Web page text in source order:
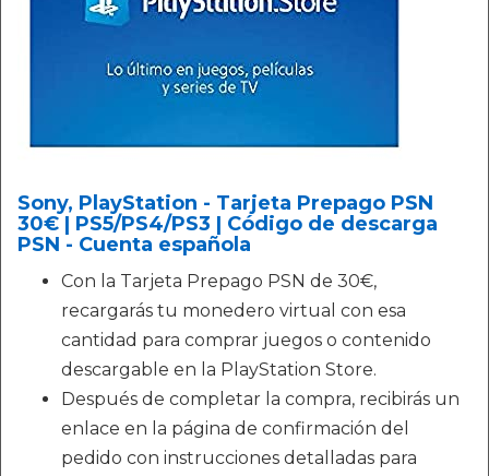
Sony, PlayStation - Tarjeta Prepago PSN
30€ | PS5/PS4/PS3 | Código de descarga
PSN - Cuenta española
Con la Tarjeta Prepago PSN de 30€,
recargarás tu monedero virtual con esa
cantidad para comprar juegos o contenido
descargable en la PlayStation Store.
Después de completar la compra, recibirás un
enlace en la página de confirmación del
pedido con instrucciones detalladas para